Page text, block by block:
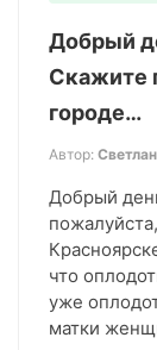
Добрый
Скажите
городе…
Автор:
Добрый
что
уже
матки